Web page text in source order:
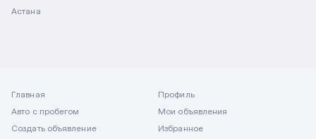
Астана
Главная
Авто с пробегом
Создать объявление
Профиль
Мои объявления
Избранное